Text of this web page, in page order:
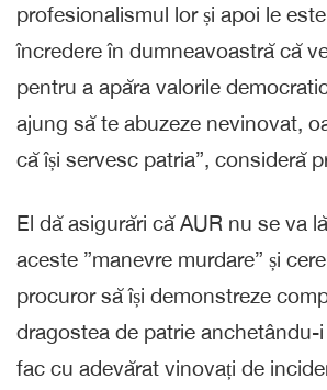
profesionalismul lor și apoi le
încredere în dumneavoastră că
pentru a apăra valorile
ajung să te abuzeze nevinovat,
că își servesc patria”, consideră
El dă asigurări că AUR nu se va
aceste ”manevre murdare” și
procuror să își demonstreze
dragostea de patrie anchetându-
fac cu adevărat vinovați de